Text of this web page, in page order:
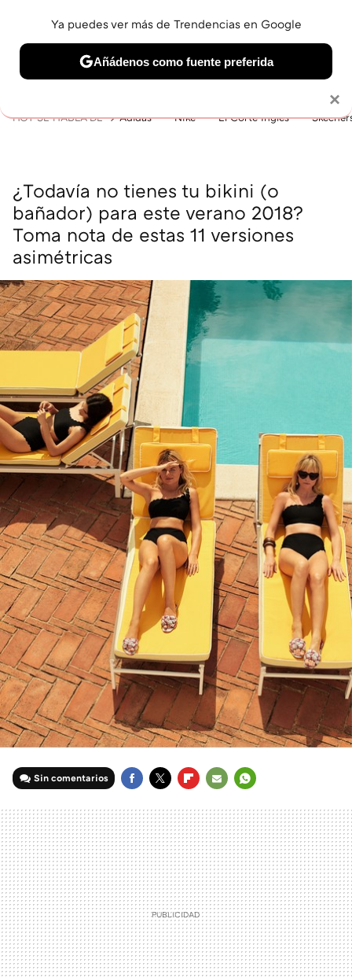
BELLEZA SHOPPING VIAJES GASTRO SNEAKERS
HOY SE HABLA DE Adidas Nike El Corte Inglés
¿Todavía no tienes tu bikini (o
bañador) para este verano 2018?
Toma nota de estas 11 versiones
asimétricas
Sin comentarios
MAIL
×
Ya puedes ver más de Trendencias en Google
Añádenos como fuente preferida